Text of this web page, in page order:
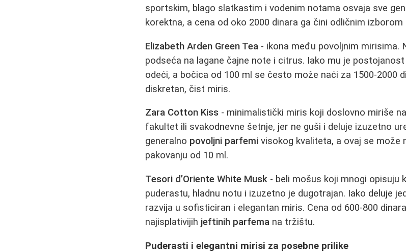
sportskim, blago slatkastim i vodenim notama osvaja sve
korektna, a cena od oko 2000 dinara ga čini odličnim izborom
Elizabeth Arden Green Tea - ikona među povoljnim mirisima.
podseća na lagane čajne note i citrus. Iako mu je
odeći, a bočica od 100 ml se često može naći za 1500-2000
diskretan, čist miris.
Zara Cotton Kiss - minimalistički miris koji doslovno miriše
fakultet ili svakodnevne šetnje, jer ne guši i deluje izuzetno
generalno povoljni parfemi visokog kvaliteta, a ovaj se može
pakovanju od 10 ml.
Tesori d’Oriente White Musk - beli mošus koji mnogi opisuju
puderastu, hladnu notu i izuzetno je dugotrajan. Iako deluje
razvija u sofisticiran i elegantan miris. Cena od 600-800
najisplativijih jeftinih parfema na tržištu.
Puderasti i elegantni mirisi za posebne prilike